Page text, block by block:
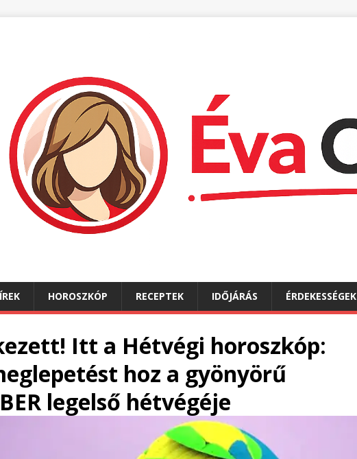
HOROSZKÓP RECEPTEK IDŐJÁRÁS ÉRDEKESSÉGEK
Itt a Hétvégi horoszkóp:
hoz a gyönyörű
legelső hétvégéje